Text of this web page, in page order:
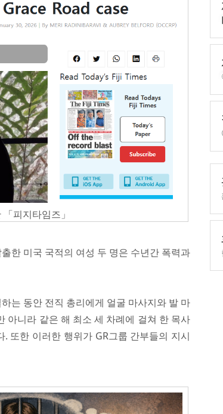
피지타임즈」
한 미국 국적의 여성 두 명은 수년간 폭력과
는 동안 전직 총리에게 얼굴 마사지와 발 마
아니라 같은 해 최소 세 차례에 걸쳐 한 목사
또한 이러한 행위가 GR그룹 간부들의 지시